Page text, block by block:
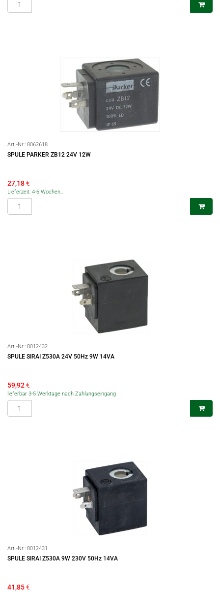
Art.-Nr.: 8062618
SPULE PARKER ZB12 24V 12W
27,18€
Lieferzeit: 4-6 Wochen..
Art.-Nr.: 8012432
SPULE SIRAI Z530A 24V 50Hz 9W 14VA
59,92€
lieferbar 3-5 Werktage nach Zahlungseingang
Art.-Nr.: 8012431
SPULE SIRAI Z530A 9W 230V 50Hz 14VA
41,85€